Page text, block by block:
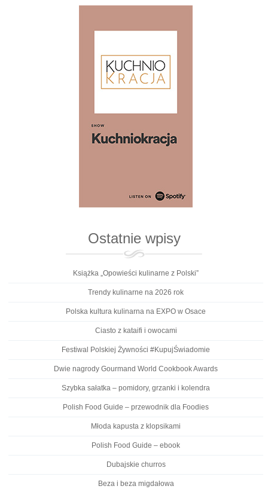
Ostatnie wpisy
Książka „Opowieści kulinarne z Polski”
Trendy kulinarne na 2026 rok
Polska kultura kulinarna na EXPO w Osace
Ciasto z kataifi i owocami
Festiwal Polskiej Żywności #KupujŚwiadomie
Dwie nagrody Gourmand World Cookbook Awards
Szybka sałatka – pomidory, grzanki i kolendra
Polish Food Guide – przewodnik dla Foodies
Młoda kapusta z klopsikami
Polish Food Guide – ebook
Dubajskie churros
Beza i beza migdałowa